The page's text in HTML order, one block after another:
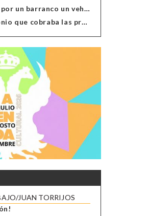
Cinco heridos al caer por un barranco un vehículo en Alcolea
Detenido un matrimonio que cobraba las prestaciones de ilegales en Almería, Granada, Málaga, Huelva y Murcia
JUAN TORRIJOS